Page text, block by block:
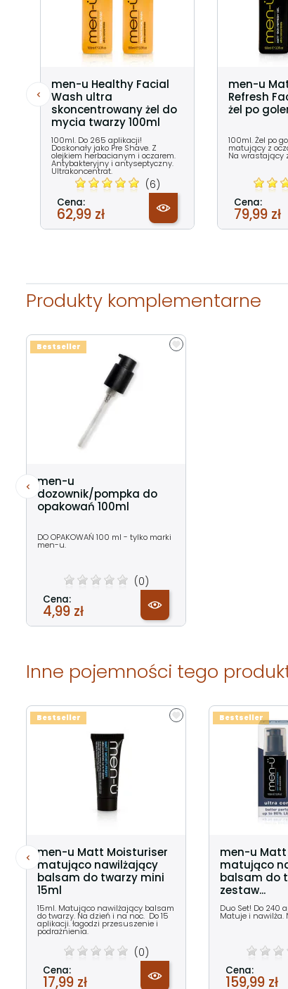
men-u Healthy Facial
Wash ultra
skoncentrowany żel do
mycia twarzy 100ml
100ml. Do 265 aplikacji!
Doskonały jako Pre Shave. Z
olejkiem herbacianym i oczarem.
Antybakteryjny i antyseptyczny.
Ultrakoncentrat.
(6)
Cena:
62,99 zł
men-u
Refresh
żel po
100ml. Żel po
matujący z
Na wrastający
Cena:
79,99 zł
Produkty komplementarne
men-u
dozownik/pompka do
opakowań 100ml
DO OPAKOWAŃ 100 ml - tylko marki
men-u.
(0)
Cena:
4,99 zł
Bestseller
Inne pojemności tego
men-u Matt Moisturiser
matująco nawilżający
balsam do twarzy mini
15ml
15ml. Matująco nawilżający balsam
do twarzy. Na dzień i na noc. Do 15
aplikacji. łagodzi przesuszenie i
podrażnienia.
(0)
Cena:
17,99 zł
Bestseller
men-u
matująco
balsam do
zestaw...
Duo Set! Do 240
Matuje i nawilża.
Cena:
159,99 zł
Bestseller